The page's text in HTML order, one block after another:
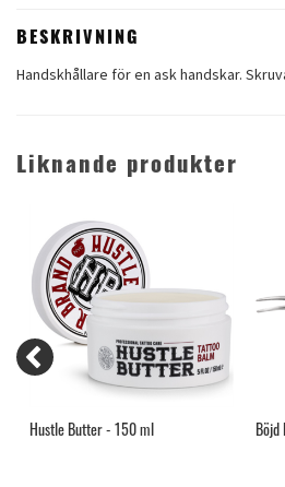
BESKRIVNING
Handskhållare för en ask handskar.
Liknande produkter
Hustle Butter - 150 ml Böjd